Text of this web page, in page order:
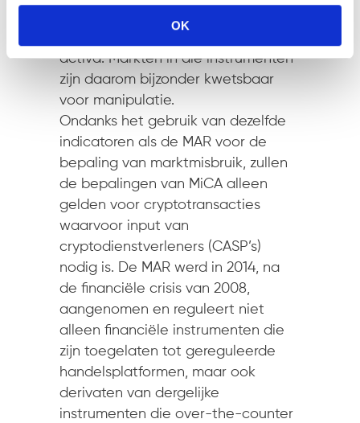
OK
activa. Markten in die instrumenten
zijn daarom bijzonder kwetsbaar
voor manipulatie.
Ondanks het gebruik van dezelfde
indicatoren als de MAR voor de
bepaling van marktmisbruik, zullen
de bepalingen van MiCA alleen
gelden voor cryptotransacties
waarvoor input van
cryptodienstverleners (CASP’s)
nodig is. De MAR werd in 2014, na
de financiële crisis van 2008,
aangenomen en reguleert niet
alleen financiële instrumenten die
zijn toegelaten tot gereguleerde
handelsplatformen, maar ook
derivaten van dergelijke
instrumenten die over-the-counter